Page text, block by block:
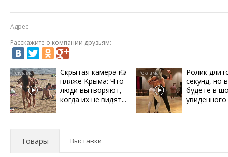
Адрес
Расскажите о компании друзьям:
i
Скрытая камера на
пляже Крыма: Что
люди вытворяют,
когда их не видят...
Ролик
секунд, но
будете в
увиденного
Товары Выставки